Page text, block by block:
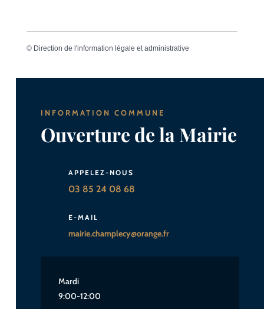
© Direction de l'information légale et administrative
INFORMATION COMMUNE
Ouverture de la Mairie
APPELEZ-NOUS
03 85 24 08 68
E-MAIL
mairie.champlecy@orange.fr
Mardi
9:00-12:00